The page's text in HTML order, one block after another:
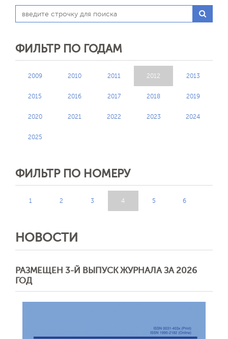
ФИЛЬТР ПО ГОДАМ
2009 2010 2011 2012 2013
2015 2016 2017 2018 2019
2020 2021 2022 2023 2024
2025
ФИЛЬТР ПО НОМЕРУ
1 2 3 4 5 6
НОВОСТИ
РАЗМЕЩЕН 3-Й ВЫПУСК ЖУРНАЛА ЗА 2026
ГОД
Обратная